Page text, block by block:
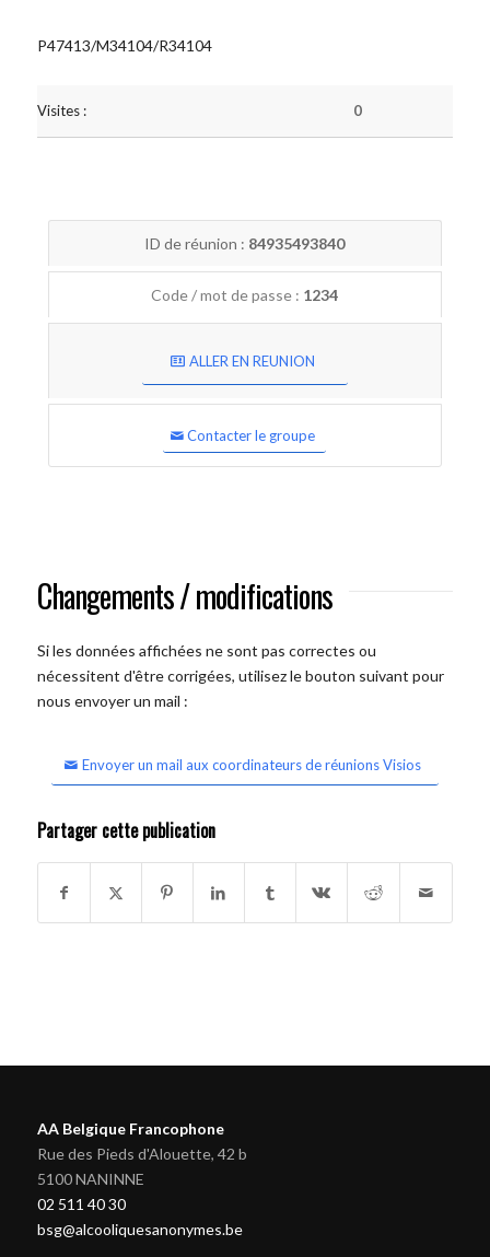
P47413/M34104/R34104
Visites : 0
ID de réunion : 84935493840
Code / mot de passe : 1234
ALLER EN REUNION
Contacter le groupe
Changements / modifications
Si les données affichées ne sont pas correctes ou
nécessitent d'être corrigées, utilisez le bouton suivant pour
nous envoyer un mail :
Envoyer un mail aux coordinateurs de réunions Visios
Partager cette publication
AA Belgique Francophone
Rue des Pieds d'Alouette, 42 b
5100 NANINNE
02 511 40 30
bsg@alcooliquesanonymes.be